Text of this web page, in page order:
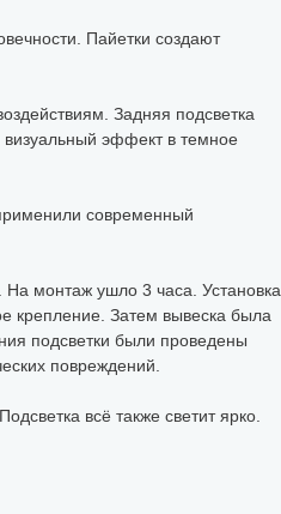
Пайетки создают
Задняя подсветка
эффект в темное
современный
На монтаж ушло 3 часа. Установка
крепление. Затем вывеска была
подсветки были проведены
повреждений.
всё также светит ярко.